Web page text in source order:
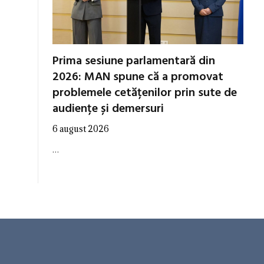
Prima sesiune parlamentară din
2026: MAN spune că a promovat
problemele cetățenilor prin sute de
audiențe și demersuri
6 august 2026
…